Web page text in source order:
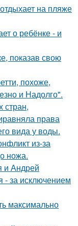
на пляже
о ребёнке - и
показав свою
похоже,
и Надолго".
стран,
права
вида у воды.
из-за
ножа.
и Андрей
- за исключением
максимально